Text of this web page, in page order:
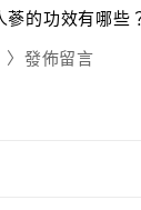
蔘的功效有哪些
〉發佈留言